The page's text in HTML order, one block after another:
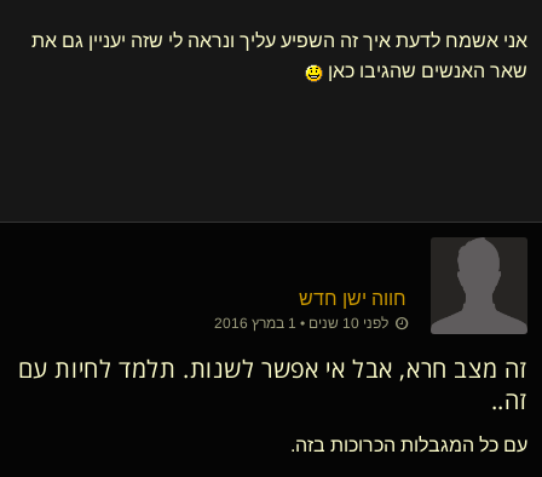
אני אשמח לדעת איך זה השפיע עליך ונראה לי שזה יעניין גם את
שאר האנשים שהגיבו כאן
חווה ישן חדש
לפני 10 שנים • 1 במרץ 2016
זה מצב חרא, אבל אי אפשר לשנות. תלמד לחיות עם
זה..
עם כל המגבלות הכרוכות בזה.